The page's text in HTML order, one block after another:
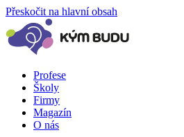
Přeskočit na hlavní obsah
Profese
Školy
Firmy
Magazín
O nás